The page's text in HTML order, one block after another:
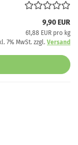
9,90 EUR
61,88 EUR pro kg
7% MwSt. zzgl. Versand